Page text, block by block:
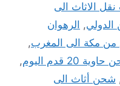
الاثاث الى
الدولي, الرهوان
من مكة الى المغرب,
20 قدم اليوم
,
شحن أثاث الى